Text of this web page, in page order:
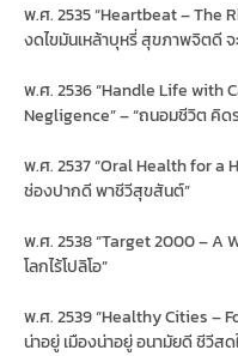
พ.ศ. 2535 “Heartbeat – The
งดไขมันเหล้าบุหรี่ สุขภาพจิตดี จ
พ.ศ. 2536 “Handle Life with
Negligence” – “ถนอมชีวิต คิ
พ.ศ. 2537 “Oral Health for a
ช่องปากดี พาชีวีสุขสันต์”
พ.ศ. 2538 “Target 2000 – A
โลกไร้โปลิโอ”
พ.ศ. 2539 “Healthy Cities –
น่าอยู่ เมืองน่าอยู่ อนามัยดี ชีวีสด